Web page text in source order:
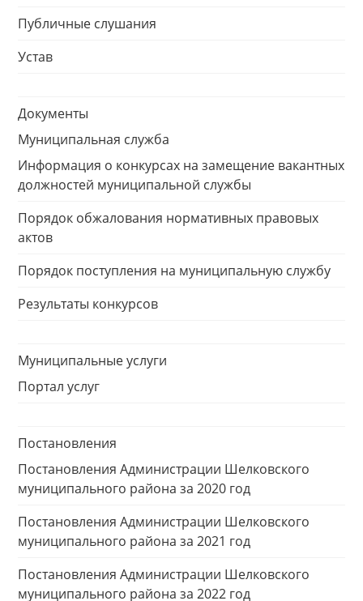
Публичные слушания
Устав
Документы
Муниципальная служба
Информация о конкурсах на замещение вакантных
должностей муниципальной службы
Порядок обжалования нормативных правовых
актов
Порядок поступления на муниципальную службу
Результаты конкурсов
Муниципальные услуги
Портал услуг
Постановления
Постановления Администрации Шелковского
муниципального района за 2020 год
Постановления Администрации Шелковского
муниципального района за 2021 год
Постановления Администрации Шелковского
муниципального района за 2022 год